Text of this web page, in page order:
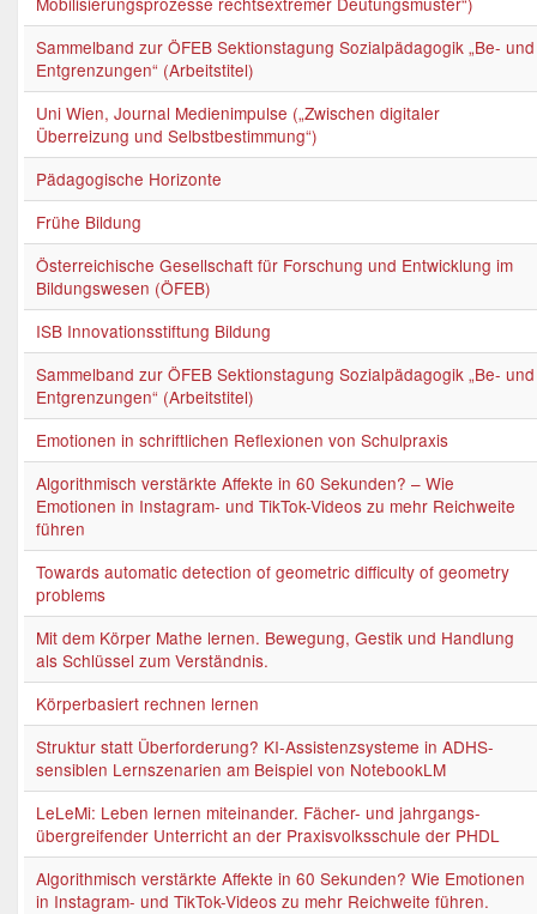
Sammelband zur ÖFEB Sektionstagung Sozialpädagogik „Be- und
Entgrenzungen“ (Arbeitstitel)
Uni Wien, Journal Medienimpulse („Zwischen digitaler
Überreizung und Selbstbestimmung“)
Pädagogische Horizonte
Frühe Bildung
Österreichische Gesellschaft für Forschung und Entwicklung im
Bildungswesen (ÖFEB)
ISB Innovationsstiftung Bildung
Sammelband zur ÖFEB Sektionstagung Sozialpädagogik „Be- und
Entgrenzungen“ (Arbeitstitel)
Emotionen in schriftlichen Reflexionen von Schulpraxis
Algorithmisch verstärkte Affekte in 60 Sekunden? – Wie
Emotionen in Instagram- und TikTok-Videos zu mehr Reichweite
führen
Towards automatic detection of geometric difficulty of geometry
problems
Mit dem Körper Mathe lernen. Bewegung, Gestik und Handlung
als Schlüssel zum Verständnis.
Körperbasiert rechnen lernen
Struktur statt Überforderung? KI-Assistenzsysteme in ADHS-
sensiblen Lernszenarien am Beispiel von NotebookLM
LeLeMi: Leben lernen miteinander. Fächer- und jahrgangs-
übergreifender Unterricht an der Praxisvolksschule der PHDL
Algorithmisch verstärkte Affekte in 60 Sekunden? Wie Emotionen
in Instagram- und TikTok-Videos zu mehr Reichweite führen.